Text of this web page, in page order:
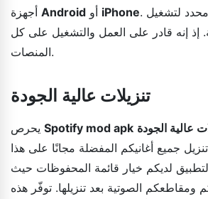
Android iPhone. لا يُشترط وجود جهاز محدد لتشغيل
إذ إنه قادر على العمل والتشغيل على كل
المنصات.
تنزيلات عالية الجودة
Spotify mod apk عالية الجودة
جميع أغانيكم المفضلة مجانًا على هذا
لديكم خيار قائمة المحفوظات حيث
ومقاطعكم الصوتية بعد تنزيلها. توفّر هذه